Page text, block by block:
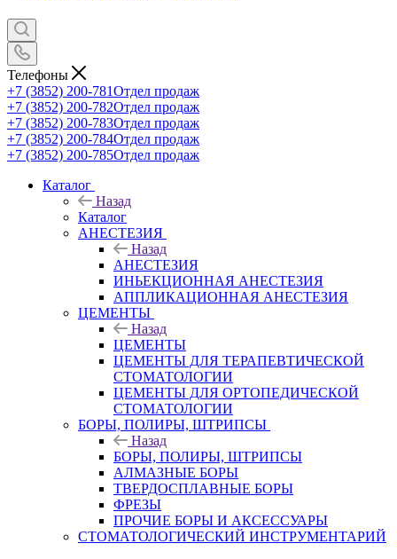
Телефоны
+7 (3852) 200-781Отдел продаж
+7 (3852) 200-782Отдел продаж
+7 (3852) 200-783Отдел продаж
+7 (3852) 200-784Отдел продаж
+7 (3852) 200-785Отдел продаж
Каталог
Назад
Каталог
АНЕСТЕЗИЯ
Назад
АНЕСТЕЗИЯ
ИНЬЕКЦИОННАЯ АНЕСТЕЗИЯ
АППЛИКАЦИОННАЯ АНЕСТЕЗИЯ
ЦЕМЕНТЫ
Назад
ЦЕМЕНТЫ
ЦЕМЕНТЫ ДЛЯ ТЕРАПЕВТИЧЕСКОЙ
СТОМАТОЛОГИИ
ЦЕМЕНТЫ ДЛЯ ОРТОПЕДИЧЕСКОЙ
СТОМАТОЛОГИИ
БОРЫ, ПОЛИРЫ, ШТРИПСЫ
Назад
БОРЫ, ПОЛИРЫ, ШТРИПСЫ
АЛМАЗНЫЕ БОРЫ
ТВЕРДОСПЛАВНЫЕ БОРЫ
ФРЕЗЫ
ПРОЧИЕ БОРЫ И АКСЕССУАРЫ
СТОМАТОЛОГИЧЕСКИЙ ИНСТРУМЕНТАРИЙ